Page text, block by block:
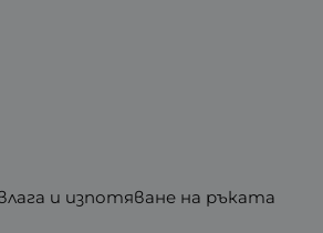
и изпотяване на ръката